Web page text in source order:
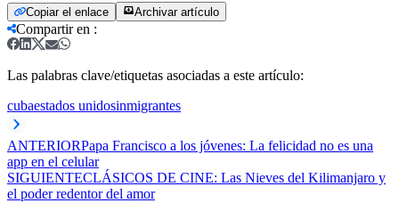
Copiar el enlace Archivar artículo
Compartir en :
Las palabras clave/etiquetas asociadas a este artículo:
cubaestados unidosinmigrantes
ANTERIORPapa Francisco a los jóvenes: La felicidad no es una
app en el celular
SIGUIENTECLÁSICOS DE CINE: Las Nieves del Kilimanjaro y
el poder redentor del amor